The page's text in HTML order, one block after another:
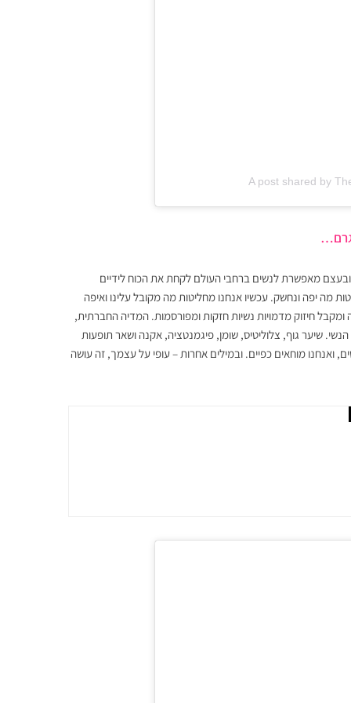
A post shared by
מאפשרת לנשים ברחבי העולם לקחת את הכוח לידיים
מה יפה ונחשק. עכשיו אנחנו מחליטות מה מקובל עלינו ואיפה
חיזוק מדמויות נשיות חזקות ומפורסמות. המדיה החברתית,
שיער גוף, צלוליטיס, שומן, פיגמנטציה, אקנה ושאר תופעות
ואנחנו מוחאים כפיים. ובמילים אחרות – עופי על עצמך, זה עושה